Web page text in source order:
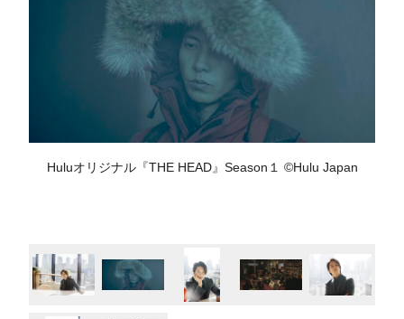
Huluオリジナル『THE HEAD』Season１ ©Hulu Japan